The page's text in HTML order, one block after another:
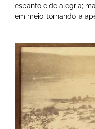
espanto e de alegria;
em meio, tornando-a